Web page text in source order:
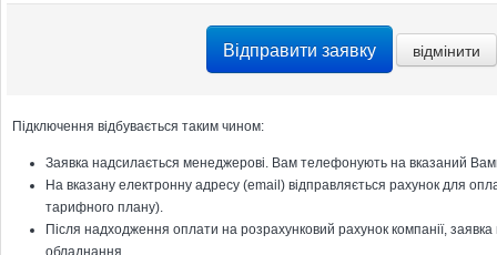
Підключення відбувається таким чином:
Заявка надсилається менеджерові. Вам телефонують на вказаний
На вказану електронну адресу (email) відправляється рахунок для
тарифного плану).
Після надходження оплати на розрахунковий рахунок компанії,
обладнання.